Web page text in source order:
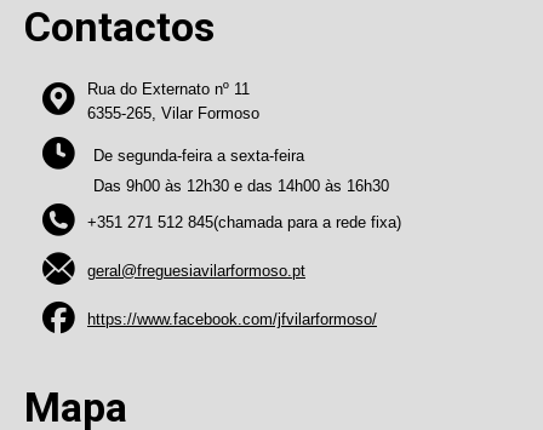
Contactos
Rua do Externato nº 11
6355-265, Vilar Formoso
De segunda-feira a sexta-feira
Das 9h00 às 12h30 e das 14h00 às 16h30
+351 271 512 845(chamada para a rede fixa)
geral@freguesiavilarformoso.pt
https://www.facebook.com/jfvilarformoso/
Mapa